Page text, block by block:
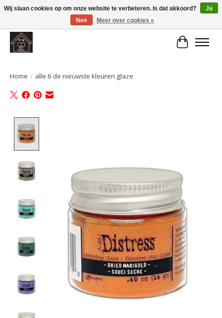
Large selection of products and fast shipping!
Home / alle 6 de nieuwste kleuren glaze
Wij slaan cookies op om onze website te verbeteren. Is dat akkoord?
Ja
Nee
Meer over cookies »